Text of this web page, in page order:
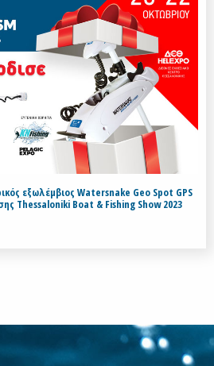
εξωλέμβιος Watersnake Geo Spot GPS
Thessaloniki Boat & Fishing Show 2023